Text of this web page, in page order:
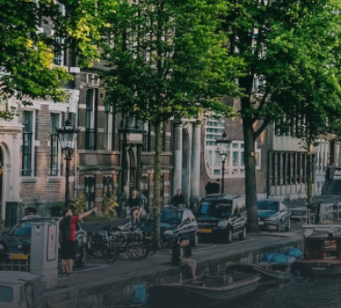
biedt genoeg ruimte voor een
gezellige zithoek én een stijlvolle
eethoek. De keuken is van alle
gemakken voorzien, perfect voor het
bereiden van heerlijke maaltijden.
Vanuit de woonkamer stap je zo het
balkon op, waar je kunt genieten
van een prachtig uitzicht en een
moment van rust. De woning
beschikt over twee comfortabele
slaapkamers van respectievelijk 12,1
m² en 8 m². Beide kamers bieden tal
van mogelijkheden, zoals een fijne
werkplek, een logeerkamer of een